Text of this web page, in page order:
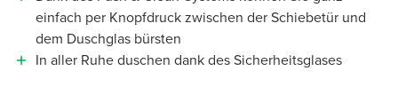
einfach per Knopfdruck zwischen der Schiebetür und
dem Duschglas bürsten
In aller Ruhe duschen dank des Sicherheitsglases